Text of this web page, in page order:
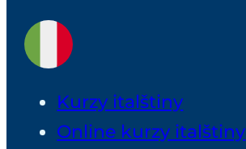
Kurzy italštiny
Online kurzy italštiny